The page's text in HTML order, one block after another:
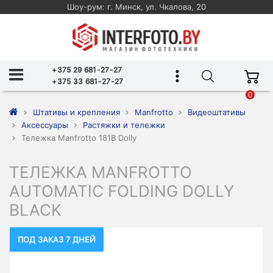
Шоу-рум: г. Минск, ул. Чкалова, 20
+375 29 681-27-27
+375 33 681-27-27
0
Штативы и крепления Manfrotto
Видеоштативы
Аксессуары
Растяжки и тележки
Тележка Manfrotto 181B Dolly
ТЕЛЕЖКА MANFROTTO
AUTOMATIC FOLDING DOLLY
BLACK
ПОД ЗАКАЗ 7 ДНЕЙ